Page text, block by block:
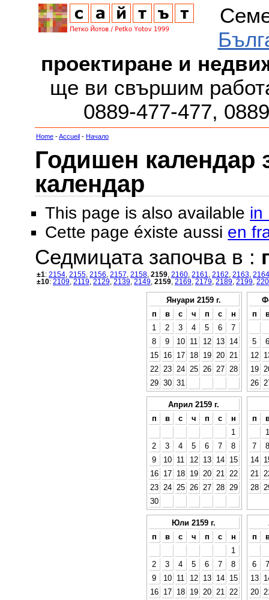
проектиране и
ще ви свършим
0889-477-477,
Home -Accueil - Начало
Годишен календар
календар
This page is also available in
Cette page éxiste aussi en
Седмицата започва в :
±1: 2154 2155 2156 2157 2158 2159 2160 2161 2162 2163 2164
±10: 2109 2119 2129 2139 2149 2159 2169 2179 2189 2199
Януари 2159 г.
п
в с ч п с
н
1
2 3 4 5 6
7
8
9 10 11 12 13
14
15
16 17 18 19 20
21
22
23 24 25 26 27
28
29 30 31
п
5
6
12
19
26
Април 2159 г.
п
в с ч п с
н
1
2
3 4 5 6 7
8
9
10 11 12 13 14
15
16
17 18 19 20 21
22
23
24 25 26 27 28
29
30
п
1
7
8
14
21
28
Юли 2159 г.
п
в с ч п с
н
1
2
3 4 5 6 7
8
9
10 11 12 13 14
15
16
17 18 19 20 21
22
п
6
7
13
20